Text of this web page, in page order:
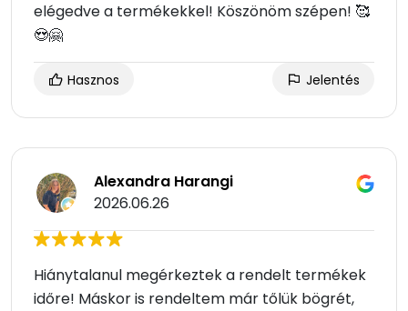
elégedve a termékekkel! Köszönöm szépen! 🥰
😍🤗
Hasznos Jelentés
Alexandra Harangi
2026.06.26
Hiánytalanul megérkeztek a rendelt termékek
időre! Máskor is rendeltem már tőlük bögrét,